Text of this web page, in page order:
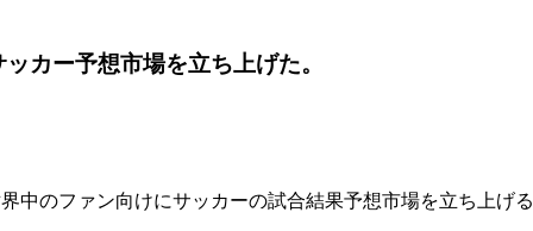
カー予想市場を立ち上げた。
中のファン向けにサッカーの試合結果予想市場を立ち上げ